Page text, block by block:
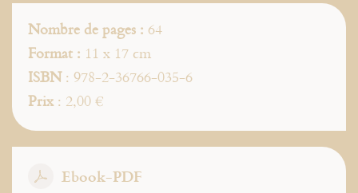
Nombre de pages : 64
Format : 11 x 17 cm
ISBN: 978-2-36766-035-6
Prix: 2,00 €
Ebook-PDF